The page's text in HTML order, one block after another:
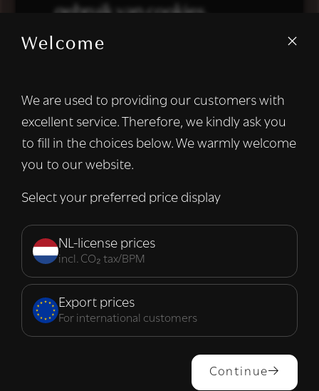
Welcome
We are used to providing our customers with
excellent service. Therefore, we kindly ask you
to fill in the choices below. We warmly welcome
you to our website.
Select your preferred price display
NL-license prices
incl. CO₂ tax/BPM
Export prices
For international customers
Continue
gebruik van cookies.
We gebruiken cookies om inhoud en
informatie over uw gebruik van onze site
met onze advertentie- en analysepartners,
die deze kunnen combineren met andere
informatie die u aan hen heeft verstrekt of
van hun diensten. Lees verder
Strikt
noodzakelijk
Prestatie Targeting
ALLES ACCEPTEREN